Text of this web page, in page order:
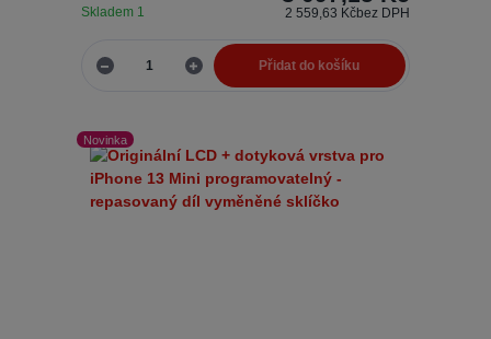
2 559,63 Kčbez DPH
Skladem 1
Přidat do košíku
Novinka